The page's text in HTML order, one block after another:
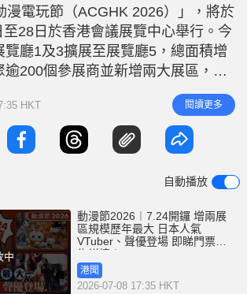
n
n
t
r
e
漫電玩節（ACGHK 2026）」，將於
28日於香港會議展覽中心舉行。今
覽廳1及3擴展至展覽廳5，總面積增
逾200個參展商並新增兩大展區，同
安排，除本來已有的「動漫節快線門
直達Hall 3的「Hall 3門票」，兩者均
發售「快線門票」及「直達Hall 3門
玩節大會表示，在人
HKT 閱讀更多
自動播放
中
動漫節2026︱7.24開鑼 增兩展
區規模歷年最大 日本人氣
VTuber、聲優登場 即睇門票發
售詳情！
港聞
2026-07-08 17:35 HKT